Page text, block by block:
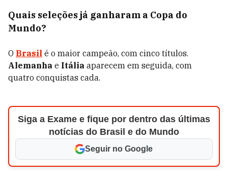
Quais seleções já ganharam a Copa do
Mundo?
O Brasil é o maior campeão, com cinco títulos.
Alemanha e Itália aparecem em seguida, com
quatro conquistas cada.
Siga a Exame e fique por dentro das últimas
notícias do Brasil e do Mundo
Seguir no Google